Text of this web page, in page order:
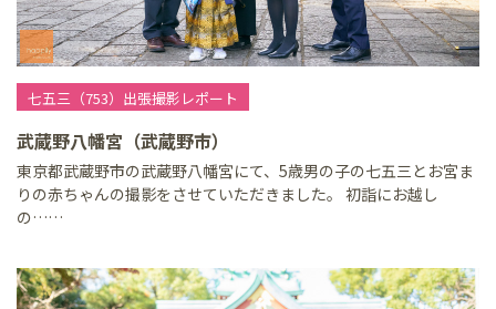
七五三（753）出張撮影レポート
武蔵野八幡宮（武蔵野市）
東京都武蔵野市の武蔵野八幡宮にて、5歳男の子の七五三とお宮ま
りの赤ちゃんの撮影をさせていただきました。 初詣にお越し
の……